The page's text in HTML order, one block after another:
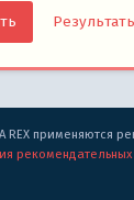
применяются
рекомендательных